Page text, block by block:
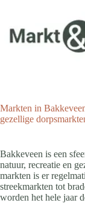
inhoud
Markten in
gezellige
Bakkeveen is een
natuur, recreatie en
markten is er
streekmarkten tot
worden het hele jaar